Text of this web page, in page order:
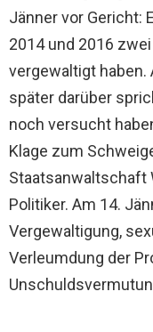
Jänner vor Gericht:
2014 und 2016
vergewaltigt
später darüber
noch versucht
Klage zum
Staatsanwaltschaft
Politiker. Am 14.
Vergewaltigung,
Verleumdung der